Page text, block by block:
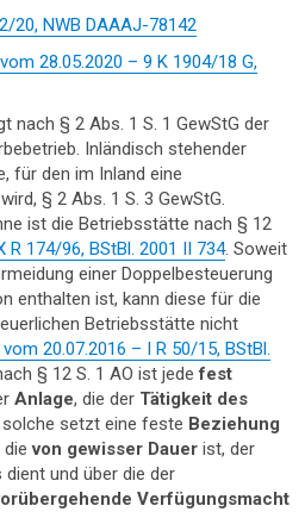
20, NWB DAAAJ-78142
28.05.2020 – 9 K 1904/18 G,
nach § 2 Abs. 1 S. 1 GewStG der
Inländisch stehender
für den im Inland eine
§ 2 Abs. 1 S. 3 GewStG.
ist die Betriebsstätte nach § 12
R 174/96, BStBl. 2001 II 734. Soweit
einer Doppelbesteuerung
enthalten ist, kann diese für die
Betriebsstätte nicht
vom 20.07.2016 – I R 50/15, BStBl.
§ 12 S. 1 AO ist jedefest
Anlage, die der Tätigkeit des
solche setzt eine feste Beziehung
dievon gewisser Dauer ist, der
und über die der
Verfügungsmacht